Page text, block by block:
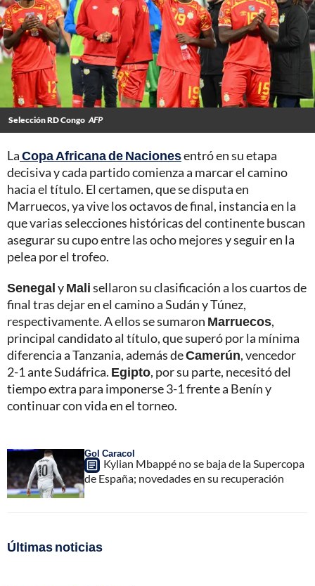
Selección RD Congo AFP
LaCopa Africana de Nacionesentró en su etapa
decisiva y cada partido comienza a marcar el camino
hacia el título. El certamen, que se disputa en
Marruecos, ya vive los octavos de final, instancia en la
que varias selecciones históricas del continente buscan
asegurar su cupo entre las ocho mejores y seguir en la
pelea por el trofeo.
SenegalyMalisellaron su clasificación a los cuartos de
final tras dejar en el camino a Sudán y Túnez,
respectivamente. A ellos se sumaron Marruecos,
principal candidato al título, que superó por la mínima
diferencia a Tanzania, además deCamerún, vencedor
2-1 ante Sudáfrica. Egipto, por su parte, necesitó del
tiempo extra para imponerse 3-1 frente a Benín y
continuar con vida en el torneo.
Gol Caracol
Kylian Mbappé no se baja de la Supercopa
de España; novedades en su recuperación
Últimas noticias